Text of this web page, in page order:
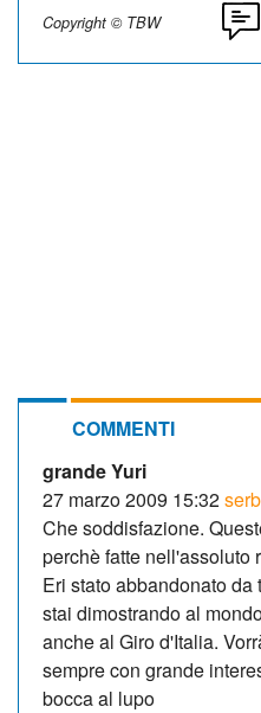
Copyright © TBW
COMMENTI
grande Yuri
27 marzo 2009 15:32
Che soddisfazione.
perchè fatte nell'assoluto
Eri stato abbandonato
stai dimostrando al
anche al Giro d'Italia.
sempre con grande
bocca al lupo